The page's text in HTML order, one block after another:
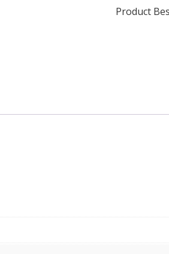
Product